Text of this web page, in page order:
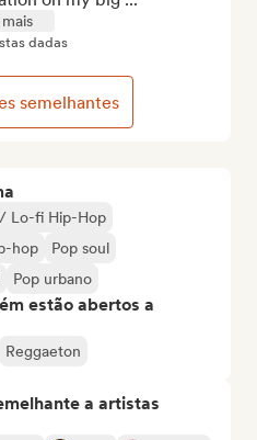
Lo-fi Hip-Hop
hop
Pop soul
Pop urbano
estão abertos a
Reggaeton
a artistas
dadas
semelhantes